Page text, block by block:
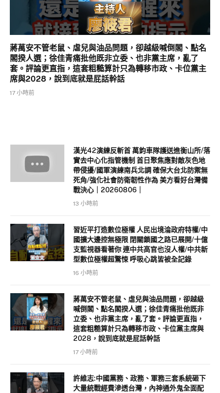
蔣萬安不管老鼠、虐兒與油品問題，卻越級喊倒閣、點名
閣揆人選；徐佳青痛批他既非立委、也非黨主席，亂了
套。評論更直指，這套粗糙算計只為轉移市政、卡位黨主
席與2028，說到底就是屁話幹話
17 小時前
漢光42演練反斬首 萬鈞車隊護送進衡山所/落
實去中心化指管機制 首日聚焦應對敵灰色地
帶侵擾/國軍演練南兵北調 確保大台北防禦無
死角/強化社會防衛韌性作為 美方看好台灣備
戰決心｜20260806｜
13 小時前
習近平打造數位極權 人民出境淪政府特權/中
國擴大邊控無極限 閉關鎖國之路已展開/十億
支監視器看著你 連中共高官也沒人權/中共新
型數位極權超驚悚 呼吸心跳皆被全記錄
16 小時前
蔣萬安不管老鼠、虐兒與油品問題，卻越級
喊倒閣、點名閣揆人選；徐佳青痛批他既非
立委、也非黨主席，亂了套。評論更直指，
這套粗糙算計只為轉移市政、卡位黨主席與
2028，說到底就是屁話幹話
17 小時前
許維志:中國黨務、政務、軍務三套系統砸下
大量統戰經費滲透台灣，內神通外鬼全面配